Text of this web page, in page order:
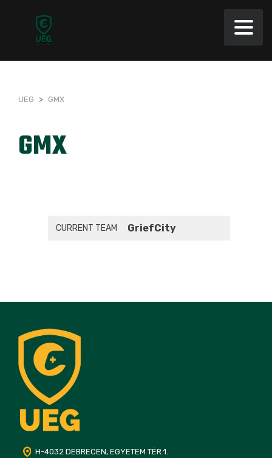
UEG > GMX
GMX
CURRENT TEAM GriefCity
H-4032 DEBRECEN, EGYETEM TÉR 1.